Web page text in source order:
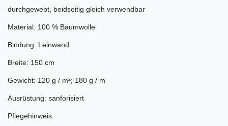
durchgewebt, beidseitig gleich verwendbar
Material: 100 % Baumwolle
Bindung: Leinwand
Breite: 150 cm
Gewicht: 120 g / m²; 180 g / m
Ausrüstung: sanforisiert
Pflegehinweis: